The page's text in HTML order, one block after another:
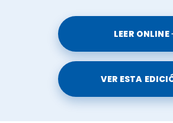
LEER ONLINE
VER ESTA